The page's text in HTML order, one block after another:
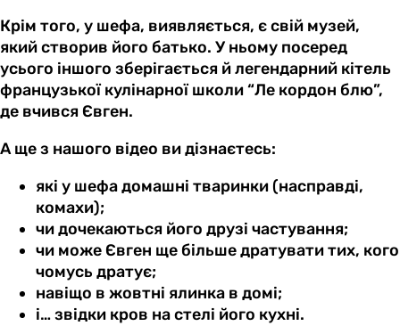
Крім того, у шефа, виявляється, є свій музей,
який створив його батько. У ньому посеред
усього іншого зберігається й легендарний кітель
французької кулінарної школи “Ле кордон блю”,
де вчився Євген.
А ще з нашого відео ви дізнаєтесь:
які у шефа домашні тваринки (насправді,
комахи);
чи дочекаються його друзі частування;
чи може Євген ще більше дратувати тих, кого
чомусь дратує;
навіщо в жовтні ялинка в домі;
і… звідки кров на стелі його кухні.